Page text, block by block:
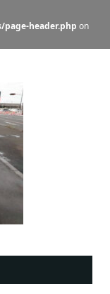
header.php on